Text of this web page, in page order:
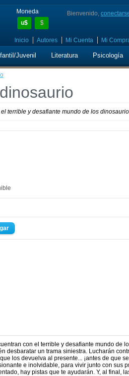
Moneda
u$
$
Bienvenido,
Inicio Autores Mi Cuenta Mi
Juvenil Literatura Psicología
terrible y desafiante mundo de los
con el terrible y desafiante mundo de
desbaratar un trama siniestra. Lucharán
los devuelva al presente... ¡antes de que
e inolvidable, para vivir junto con sus
hay pistas que te ayudarán. Y, al final,